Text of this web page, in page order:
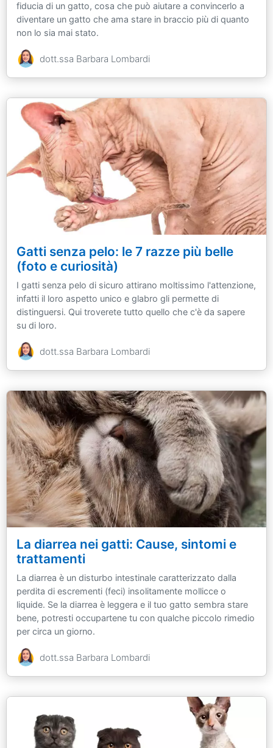
fiducia di un gatto, cosa che può aiutare a convincerlo a
diventare un gatto che ama stare in braccio più di quanto
non lo sia mai stato.
dott.ssa Barbara Lombardi
Gatti senza pelo: le 7 razze più belle
(foto e curiosità)
I gatti senza pelo di sicuro attirano moltissimo l'attenzione,
infatti il loro aspetto unico e glabro gli permette di
distinguersi. Qui troverete tutto quello che c'è da sapere
su di loro.
dott.ssa Barbara Lombardi
La diarrea nei gatti: Cause, sintomi e
trattamenti
La diarrea è un disturbo intestinale caratterizzato dalla
perdita di escrementi (feci) insolitamente mollicce o
liquide. Se la diarrea è leggera e il tuo gatto sembra stare
bene, potresti occupartene tu con qualche piccolo rimedio
per circa un giorno.
dott.ssa Barbara Lombardi